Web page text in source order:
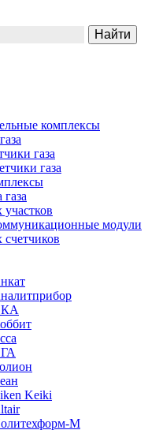
комплексы
газа
газа
модули
Keiki
М